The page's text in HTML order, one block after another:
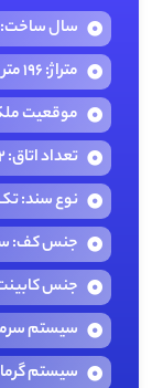
سال ساخت:
متراژ: 196 متر
موقعیت
تعداد اتاق: 2
نوع سند:
جنس کف:
جنس
سیستم
سیستم